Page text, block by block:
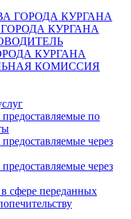
ГОРОДА КУРГАНА
КУРГАНА
КУРГАНА
КОМИССИЯ
по
через
через
сфере переданных